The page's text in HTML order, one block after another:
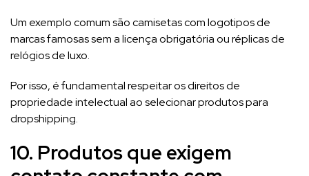
Um exemplo comum são camisetas com logotipos de
marcas famosas sem a licença obrigatória ou réplicas de
relógios de luxo.
Por isso, é fundamental respeitar os direitos de
propriedade intelectual ao selecionar produtos para
dropshipping.
10. Produtos que exigem